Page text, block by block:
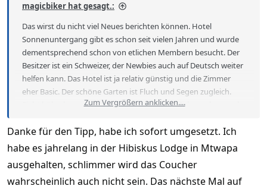
magicbiker hat gesagt.:
Das wirst du nicht viel Neues berichten können. Hotel
Sonnenuntergang gibt es schon seit vielen Jahren und wurde
dementsprechend schon von etlichen Membern besucht. Der
Besitzer ist ein Schweizer, der Newbies auch auf Deutsch weiter
helfen kann. Das Hotel ist ja relativ günstig und die Zimmer
eher Basic. Der schöne Garten ist Fluch und Segen zugleich.
Sieht hübsch aus, wird aber von Viechern jeglicher coleur auch
Sonst hast du da nachts sehr wenig Spaß.
Der Generator befindet sich ganz oben und ist eine
Höllenmaschine. Unbedingt nach einem Zimmer weiter unten
fragen.
Zum Vergrößern anklicken....
Danke für den Tipp, habe ich sofort umgesetzt. Ich
habe es jahrelang in der Hibiskus Lodge in Mtwapa
ausgehalten, schlimmer wird das Coucher
wahrscheinlich auch nicht sein. Das nächste Mal auf